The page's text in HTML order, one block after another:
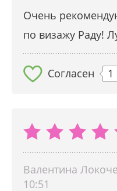
Очень
по визажу Раду!
Согласен 1
Валентина
10:51